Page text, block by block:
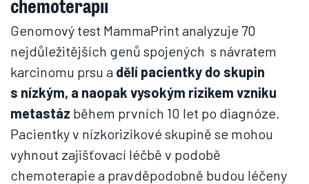
Genomový test MammaPrint analyzuje 70
nejdůležitějších genů spojených s návratem
karcinomu prsu a dělí pacientky do skupin
s nízkým, a naopak vysokým rizikem vzniku
metastáz během prvních 10 let po diagnóze.
Pacientky v nízkorizikové skupině se mohou
vyhnout zajišťovací léčbě v podobě
chemoterapie a pravděpodobně budou léčeny